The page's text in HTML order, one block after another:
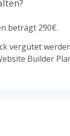
beträgt 290€.
vergütet
Builder